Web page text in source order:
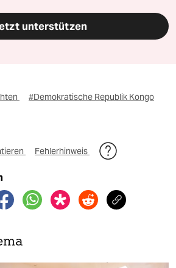
unterstützen
#Demokratische Republik Kongo
Fehlerhinweis